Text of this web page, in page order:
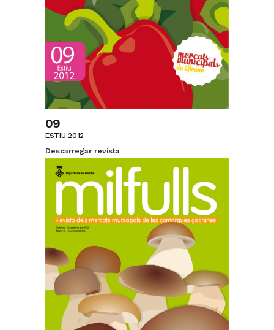
09
ESTIU 2012
Descarregar revista